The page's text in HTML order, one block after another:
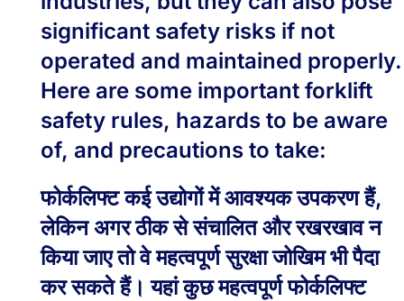
significant safety risks if not
operated and maintained properly.
Here are some important forklift
safety rules, hazards to be aware
of, and precautions to take:
फोर्कलिफ्ट कई उद्योगों में आवश्यक उपकरण हैं,
लेकिन अगर ठीक से संचालित और रखरखाव न
किया जाए तो वे महत्वपूर्ण सुरक्षा जोखिम भी पैदा
कर सकते हैं। यहां कुछ महत्वपूर्ण फोर्कलिफ्ट